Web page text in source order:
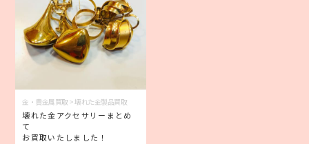
金・貴金属買取 > 壊れた金製品買取
壊れた金アクセサリーまとめ
て
お買取いたしました！